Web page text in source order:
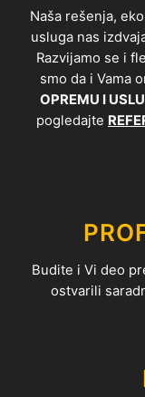
Naša rešenja,
usluga nas
Razvijamo se i
smo da i Vama
OPREMU I
pogledajte
Budite i Vi deo
ostvarili